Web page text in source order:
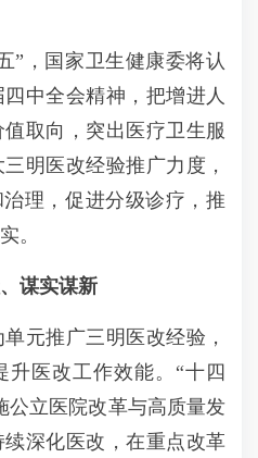
”，国家卫生健康委将认
中全会精神，把增进人
取向，突出医疗卫生服
明医改经验推广力度，
理，促进分级诊疗，推
。
谋实谋新
元推广三明医改经验，
医改工作效能。“十四
公立医院改革与高质量发
深化医改，在重点改革